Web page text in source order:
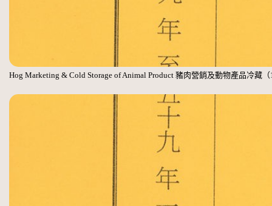
Hog Marketing & Cold Storage of Animal Product 豬肉營銷及動物產品冷藏（